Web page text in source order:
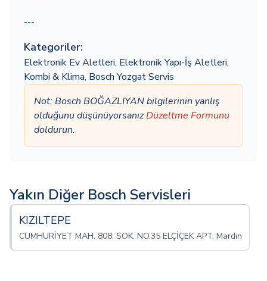
---
Kategoriler:
Elektronik Ev Aletleri, Elektronik Yapı-İş Aletleri,
Kombi & Klima, Bosch Yozgat Servis
Not: Bosch BOĞAZLIYAN bilgilerinin yanlış
olduğunu düşünüyorsanızDüzeltme Formunu
doldurun.
Yakın Diğer Bosch Servisleri
KIZILTEPE
CUMHURİYET MAH. 808. SOK. NO.35 ELÇİÇEK APT. Mardin